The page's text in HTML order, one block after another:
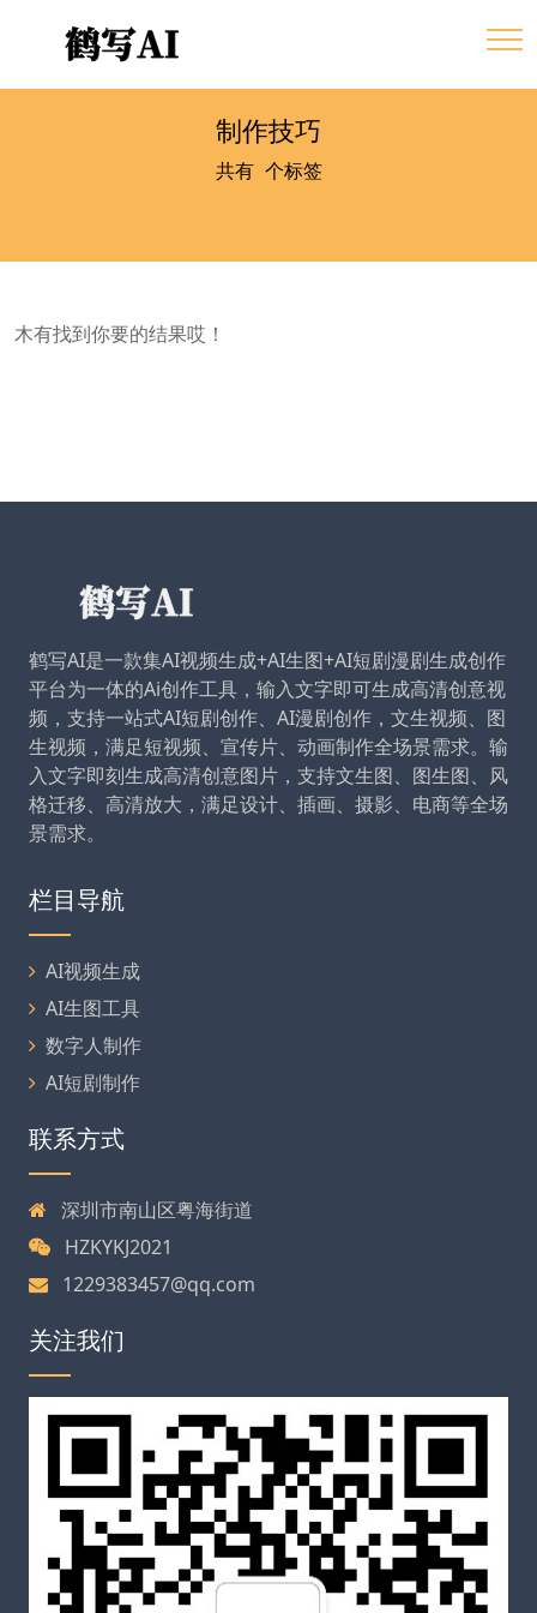
制作技巧
共有0 个标签
木有找到你要的结果哎！
鹤写AI是一款集AI视频生成+AI生图+AI短剧漫剧生成创作
平台为一体的Ai创作工具，输入文字即可生成高清创意视
频，支持一站式AI短剧创作、AI漫剧创作，文生视频、图
生视频，满足短视频、宣传片、动画制作全场景需求。输
入文字即刻生成高清创意图片，支持文生图、图生图、风
格迁移、高清放大，满足设计、插画、摄影、电商等全场
景需求。
栏目导航
AI视频生成
AI生图工具
数字人制作
AI短剧制作
联系方式
深圳市南山区粤海街道
HZKYKJ2021
1229383457@qq.com
关注我们